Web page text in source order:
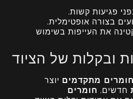
פגיעות קשות.
בצורה אופטימלית.
את העייפות בשימוש
ובקלות של הציוד
חומרים מתקדמים יוצר
חדשים. חומרים